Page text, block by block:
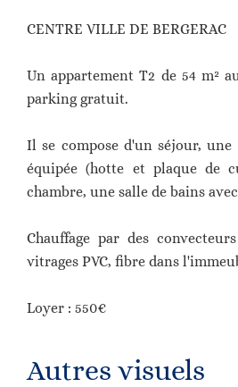
CENTRE VILLE DE BERGERAC
Un appartement T2 de 54 m²
parking gratuit.
Il se compose d'un séjour, une
équipée (hotte et plaque de
chambre, une salle de bains
Chauffage par des
vitrages PVC, fibre dans
Loyer : 550€
Autres visuels